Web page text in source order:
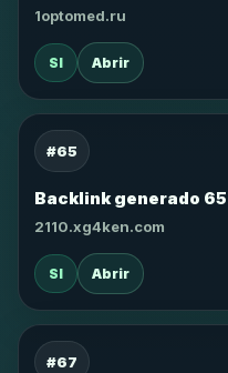
1optomed.ru
SI Abrir
#65
Backlink generado 65
2110.xg4ken.com
SI Abrir
#67